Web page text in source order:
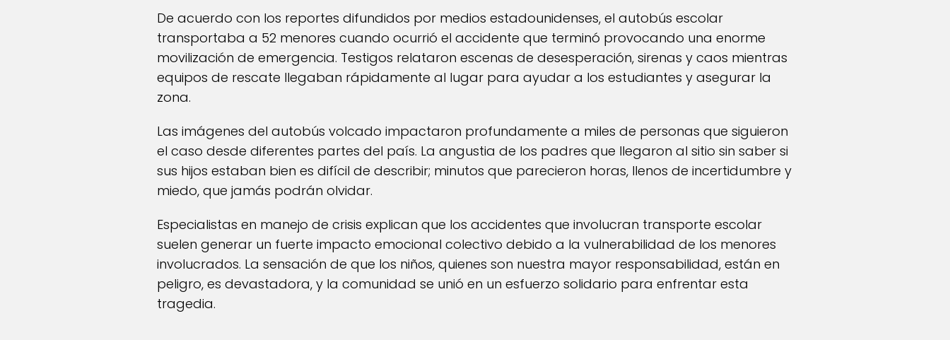
De acuerdo con los reportes difundidos por medios estadounidenses, el autobús escolar
transportaba a 52 menores cuando ocurrió el accidente que terminó provocando una enorme
movilización de emergencia. Testigos relataron escenas de desesperación, sirenas y caos mientras
equipos de rescate llegaban rápidamente al lugar para ayudar a los estudiantes y asegurar la
zona.
Las imágenes del autobús volcado impactaron profundamente a miles de personas que siguieron
el caso desde diferentes partes del país. La angustia de los padres que llegaron al sitio sin saber si
sus hijos estaban bien es difícil de describir; minutos que parecieron horas, llenos de incertidumbre y
miedo, que jamás podrán olvidar.
Especialistas en manejo de crisis explican que los accidentes que involucran transporte escolar
suelen generar un fuerte impacto emocional colectivo debido a la vulnerabilidad de los menores
involucrados. La sensación de que los niños, quienes son nuestra mayor responsabilidad, están en
peligro, es devastadora, y la comunidad se unió en un esfuerzo solidario para enfrentar esta
tragedia.